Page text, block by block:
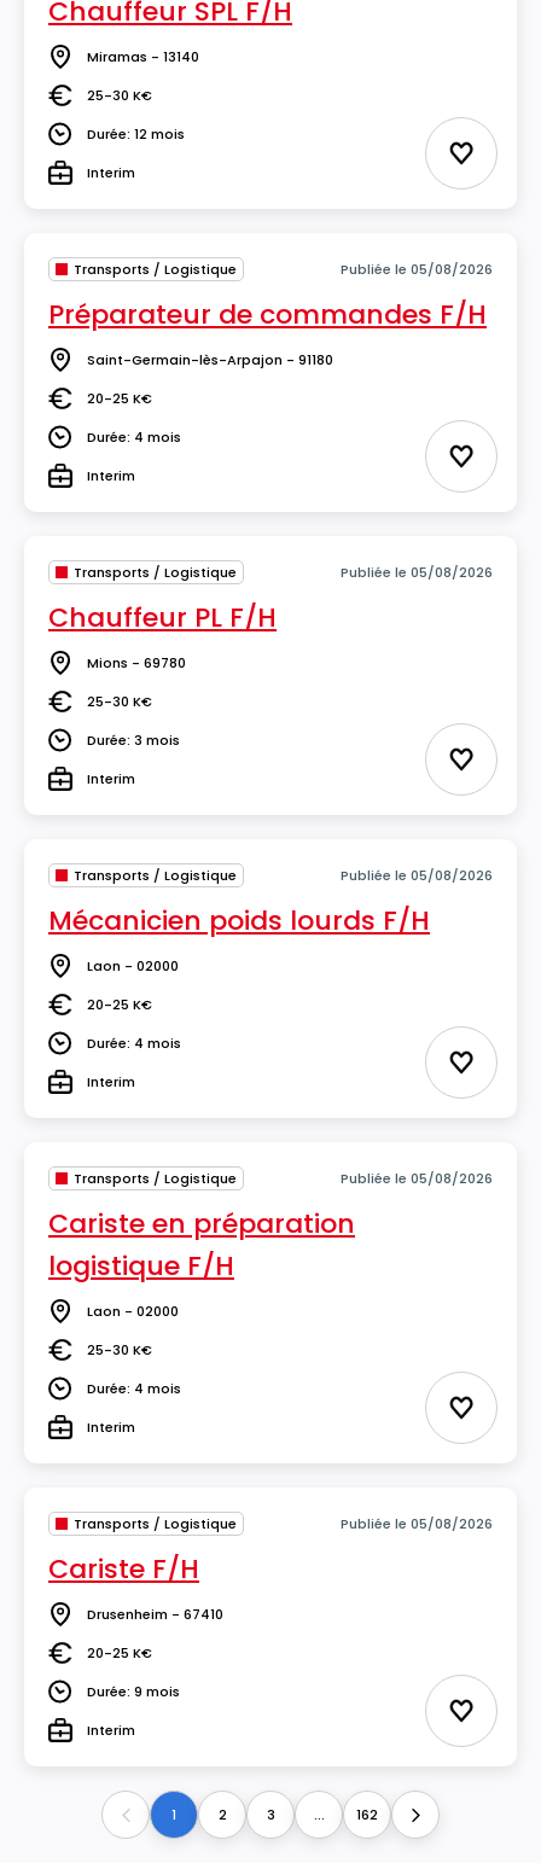
Chauffeur SPL F/H
Lieu Miramas - 13140
Salaire25-30 K€
DuréeDurée: 12 mois
TypeInterim Ajouter
Transports / Logistique Publiée le 05/08/2026
Préparateur de commandes F/H
Lieu Saint-Germain-lès-Arpajon - 91180
Salaire20-25 K€
DuréeDurée: 4 mois
TypeInterim Ajouter
Transports / Logistique Publiée le 05/08/2026
Chauffeur PL F/H
Lieu Mions - 69780
Salaire25-30 K€
DuréeDurée: 3 mois
TypeInterim Ajouter
Transports / Logistique Publiée le 05/08/2026
Mécanicien poids lourds F/H
Lieu Laon - 02000
Salaire20-25 K€
DuréeDurée: 4 mois
TypeInterim Ajouter
Transports / Logistique Publiée le 05/08/2026
Cariste en préparation
logistique F/H
Lieu Laon - 02000
Salaire25-30 K€
DuréeDurée: 4 mois
TypeInterim Ajouter
Transports / Logistique Publiée le 05/08/2026
Cariste F/H
Lieu Drusenheim - 67410
Salaire20-25 K€
DuréeDurée: 9 mois
TypeInterim Ajouter
Previous1 2 3 ... 162 Next